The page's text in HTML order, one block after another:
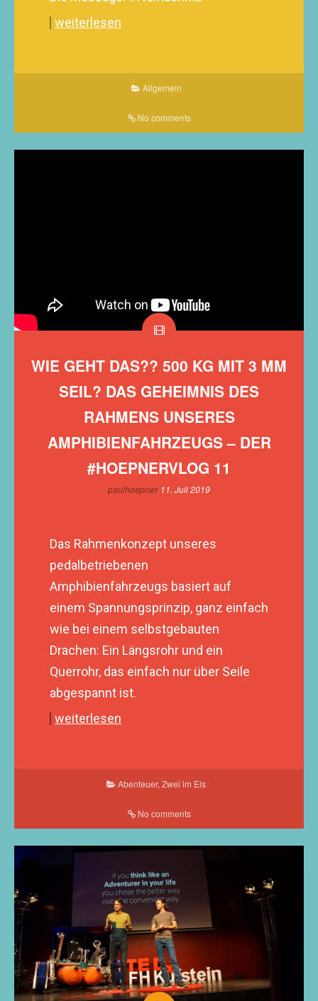
weiterlesen
Allgemein
No comments
WIE GEHT DAS?? 500 KG MIT 3 MM
SEIL? DAS GEHEIMNIS DES
RAHMENS UNSERES
AMPHIBIENFAHRZEUGS – DER
#HOEPNERVLOG 11
paulhoepner 11. Juli 2019
Das Rahmenkonzept unseres
pedalbetriebenen
Amphibienfahrzeugs basiert auf
einem Spannungsprinzip, ganz einfach
wie bei einem selbstgebauten
Drachen: Ein Längsrohr und ein
Querrohr, das einfach nur über Seile
abgespannt ist.
weiterlesen
Abenteuer, Zwei im Eis
No comments